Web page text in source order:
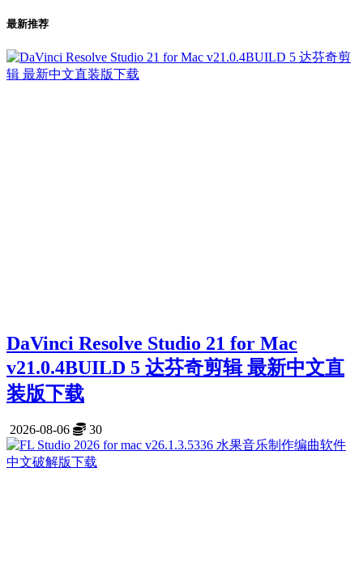
最新推荐
DaVinci Resolve Studio 21 for Mac
v21.0.4BUILD 5 达芬奇剪辑 最新中文直
装版下载
2026-08-06 30